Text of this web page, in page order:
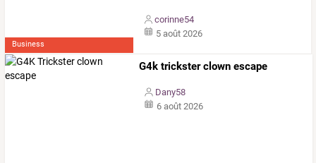
Business
corinne54
5 août 2026
G4k trickster clown escape
Dany58
6 août 2026